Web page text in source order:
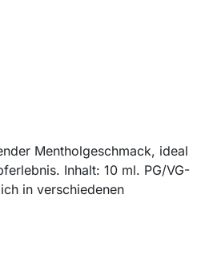
Mentholgeschmack, ideal
Inhalt: 10 ml. PG/VG-
in verschiedenen